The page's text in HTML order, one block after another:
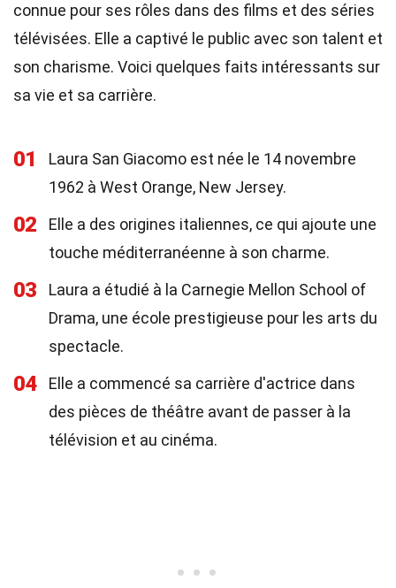
connue pour ses rôles dans des films et des séries
télévisées. Elle a captivé le public avec son talent et
son charisme. Voici quelques faits intéressants sur
sa vie et sa carrière.
01
Laura San Giacomo est née le 14 novembre
1962 à West Orange, New Jersey.
02
Elle a des origines italiennes, ce qui ajoute une
touche méditerranéenne à son charme.
03
Laura a étudié à la Carnegie Mellon School of
Drama, une école prestigieuse pour les arts du
spectacle.
04
Elle a commencé sa carrière d'actrice dans
des pièces de théâtre avant de passer à la
télévision et au cinéma.